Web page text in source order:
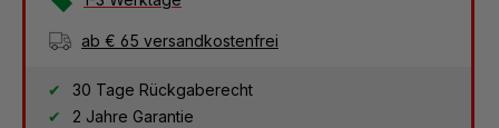
ab € 65 versandkostenfrei
30 Tage Rückgaberecht
2 Jahre Garantie